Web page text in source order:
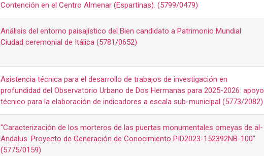
Contención en el Centro Almenar (Espartinas). (5799/0479)
Análisis del entorno paisajístico del Bien candidato a Patrimonio Mundial
Ciudad ceremonial de Itálica (5781/0652)
Asistencia técnica para el desarrollo de trabajos de investigación en
profundidad del Observatorio Urbano de Dos Hermanas para 2025-2026: apoyo
técnico para la elaboración de indicadores a escala sub-municipal (5773/2082)
"Caracterización de los morteros de las puertas monumentales omeyas de al-
Andalus. Proyecto de Generación de Conocimiento PID2023-152392NB-100"
(5775/0159)